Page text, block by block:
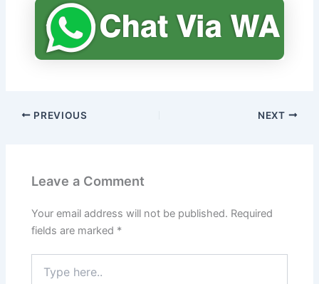
PREVIOUS NEXT
Leave a Comment
Your email address will not be published. Required
fields are marked *
here..